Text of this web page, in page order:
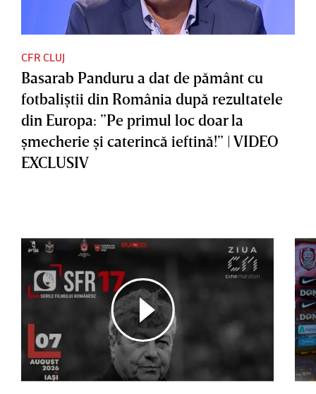
CFR CLUJ
Basarab Panduru a dat de pământ cu
fotbaliştii din România după rezultatele
din Europa: ”Pe primul loc doar la
şmecherie şi caterincă ieftină!” | VIDEO
EXCLUSIV